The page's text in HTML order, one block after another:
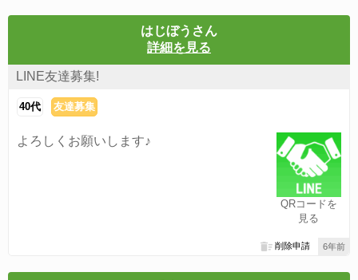
はじぼうさん
詳細を見る
LINE友達募集!
40代 友達募集
QRコードを
見る
よろしくお願いします♪
6年前
削除申請